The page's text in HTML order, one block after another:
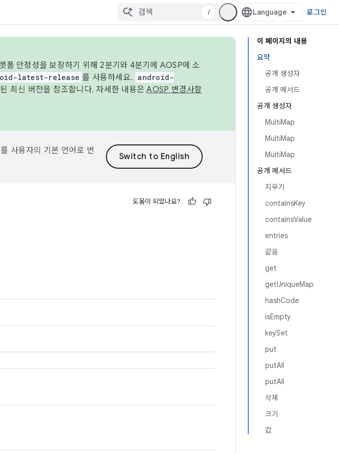
/ 로그인
이 페이지의 내용
요약
공개 생성자
공개 메서드
공개 생성자
MultiMap
MultiMap
MultiMap
공개 메서드
지우기
containsKey
containsValue
entries
같음
get
getUniqueMap
hashCode
isEmpty
keySet
put
putAll
putAll
삭제
크기
값
안정성을 보장하기 위해 2분기와 4분기에 AOSP에 소
latest-release 를 사용하세요. android-
최신 버전을 참조합니다. 자세한 내용은AOSP 변경사항
사용자의 기본 언어로 번
도움이 되었나요?